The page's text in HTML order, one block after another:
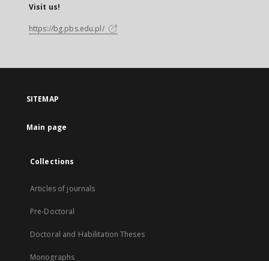
Visit us!
https://bg.pbs.edu.pl/
SITEMAP
Main page
Collections
Articles of journals
Pre-Doctoral
Doctoral and Habilitation Theses
Monographs